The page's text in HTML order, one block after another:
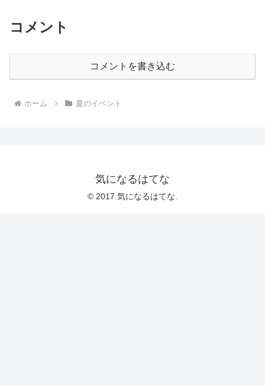
コメント
コメントを書き込む
ホーム 夏のイベント
気になるはてな
© 2017 気になるはてな.